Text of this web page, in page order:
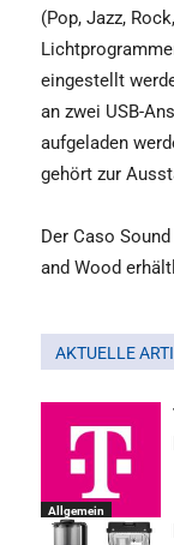
(Pop, Jazz,
eingestellt
an zwei USB-
aufgeladen
gehört zur
Der Caso
and Wood
AKTUELLE
Allgemein